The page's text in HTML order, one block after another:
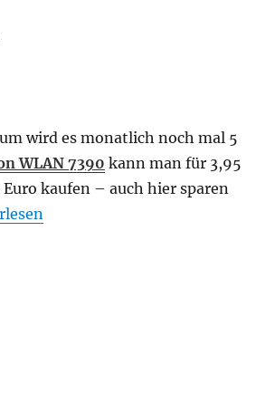
wird es monatlich noch mal 5
WLAN 7390 kann man für 3,95
kaufen – auch hier sparen
Wasser, Strom und 200 Mbit/s